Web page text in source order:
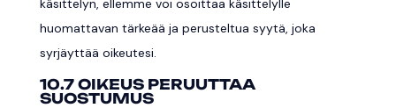
käsittelyn, ellemme voi osoittaa käsittelylle
huomattavan tärkeää ja perusteltua syytä, joka
syrjäyttää oikeutesi.
10.7 OIKEUS PERUUTTAA
SUOSTUMUS